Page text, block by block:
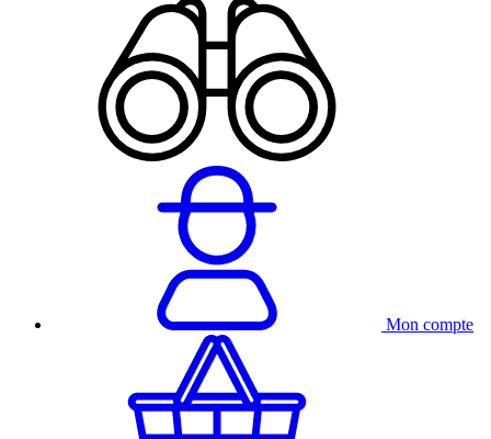
Mon compte